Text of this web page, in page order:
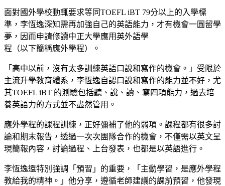
面對國外學校動輒要求等同TOEFL iBT 79分以上的入學標
準，李恆逸深知需再加強自己的英語能力，才有機會一圓留學
夢，因而申請修讀中正大學應用英外語學
程（以下簡稱應外學程）。
「高中以前，沒有太多訓練英語口說和寫作的機會。」受限於
主流升學教育體系，李恆逸自認口說和寫作的能力並不好，尤
其TOEFL iBT 的測驗包括聽、說、讀、寫四項能力，過去培
養英語力的方式並不盡然管用。
應外學程的課程訓練，正好彌補了他的弱項。課程都有很多討
論和期末報告，透過一次次團隊合作的機會，不僅需以英文呈
現簡報內容，討論過程、上台發表，也都是以英語進行。
李恆逸還特別強調「預習」的重要，「主動學習，是應外學程
教給我的精神。」他分享，遵循老師建議的課前預習，他發現